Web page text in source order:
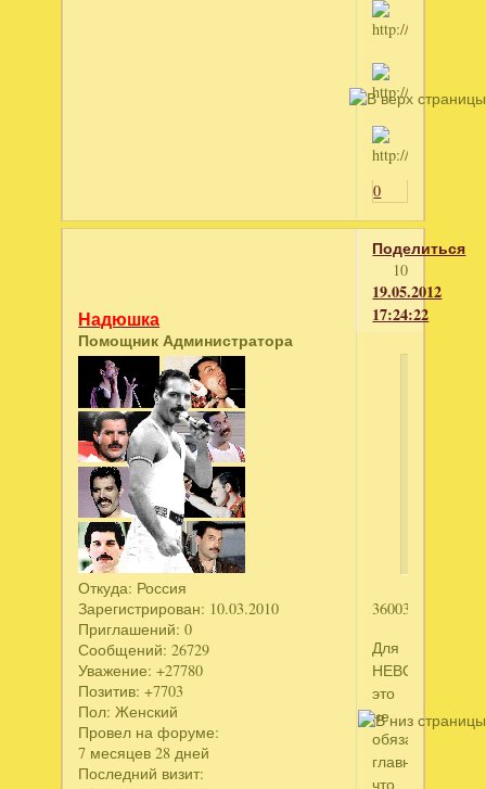
0
Поделиться
10
19.05.2012
17:24:22
Надюшка
Помощник Администратора
Откуда: Россия
Зарегистрирован: 10.03.2010
Приглашений: 0
Сообщений: 26729
Уважение: +27780
Позитив: +7703
Пол: Женский
Провел на форуме:
7 месяцев 28 дней
Последний визит:
3600353371
Для
НЕВОСОФТА
это
не
обязательно)
главное
что